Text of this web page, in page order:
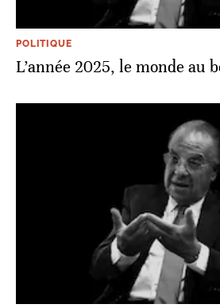
POLITIQUE
L’année 2025, le monde au